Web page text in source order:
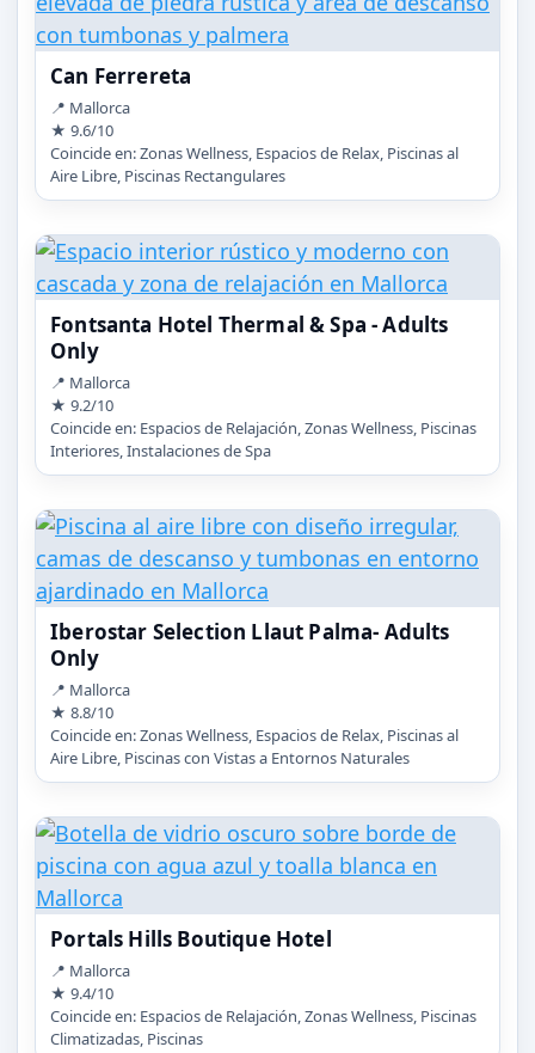
Can Ferrereta
📍 Mallorca
★ 9.6/10
Coincide en: Zonas Wellness, Espacios de Relax, Piscinas al
Aire Libre, Piscinas Rectangulares
Fontsanta Hotel Thermal & Spa - Adults
Only
📍 Mallorca
★ 9.2/10
Coincide en: Espacios de Relajación, Zonas Wellness, Piscinas
Interiores, Instalaciones de Spa
Iberostar Selection Llaut Palma- Adults
Only
📍 Mallorca
★ 8.8/10
Coincide en: Zonas Wellness, Espacios de Relax, Piscinas al
Aire Libre, Piscinas con Vistas a Entornos Naturales
Portals Hills Boutique Hotel
📍 Mallorca
★ 9.4/10
Coincide en: Espacios de Relajación, Zonas Wellness, Piscinas
Climatizadas, Piscinas